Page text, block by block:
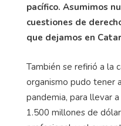
pacífico. Asumimos
cuestiones de
que dejamos en
También se refirió a la
organismo pudo tener
pandemia, para llevar
1.500 millones de